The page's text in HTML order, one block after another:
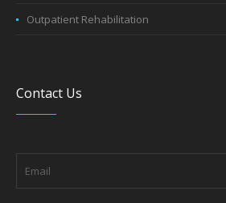
Outpatient Rehabilitation
Contact Us